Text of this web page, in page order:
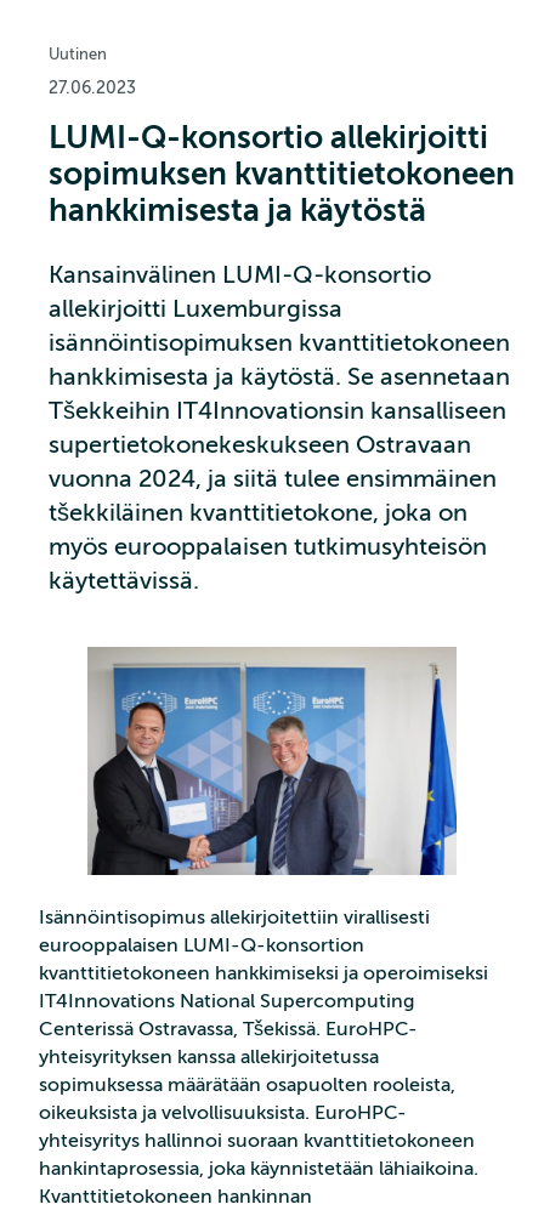
Uutinen
27.06.2023
LUMI-Q-konsortio allekirjoitti
sopimuksen kvanttitietokoneen
hankkimisesta ja käytöstä
Kansainvälinen LUMI-Q-konsortio
allekirjoitti Luxemburgissa
isännöintisopimuksen kvanttitietokoneen
hankkimisesta ja käytöstä. Se asennetaan
Tšekkeihin IT4Innovationsin kansalliseen
supertietokonekeskukseen Ostravaan
vuonna 2024, ja siitä tulee ensimmäinen
tšekkiläinen kvanttitietokone, joka on
myös eurooppalaisen tutkimusyhteisön
käytettävissä.
Isännöintisopimus allekirjoitettiin virallisesti
eurooppalaisen LUMI-Q-konsortion
kvanttitietokoneen hankkimiseksi ja operoimiseksi
IT4Innovations National Supercomputing
Centerissä Ostravassa, Tšekissä. EuroHPC-
yhteisyrityksen kanssa allekirjoitetussa
sopimuksessa määrätään osapuolten rooleista,
oikeuksista ja velvollisuuksista. EuroHPC-
yhteisyritys hallinnoi suoraan kvanttitietokoneen
hankintaprosessia, joka käynnistetään lähiaikoina.
Kvanttitietokoneen hankinnan